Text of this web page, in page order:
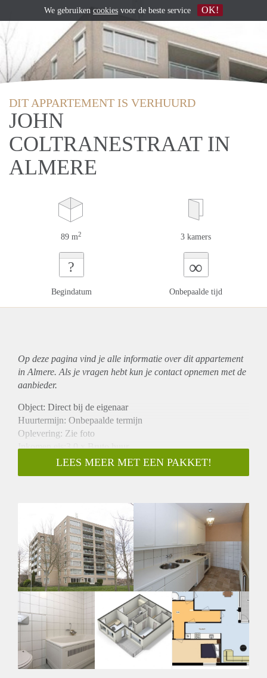
DIT APPARTEMENT IS VERHUURD
JOHN
COLTRANESTRAAT IN
ALMERE
89 m2 3 kamers
?
Begindatum
∞
Onbepaalde tijd
Op deze pagina vind je alle informatie over ditappartement
in Almere. Als je vragen hebt kun je contact opnemen met de
aanbieder.
Object: Direct bij de eigenaar
Huurtermijn: Onbepaalde termijn
Oplevering: Zie foto
Inkomen eis:3,0 x Bruto huur
Garantiestelling mogelijk: Ja
Borg: 1 Maand
Huisdieren toegestaan: Afhankelijk van de Eigenaar
Huurtoeslag grens: Nee
Geschikt voor studenten: Afhankelijk van de Eigenaar
LEES MEER MET EEN PAKKET!
We gebruiken cookies voor de beste service OK!